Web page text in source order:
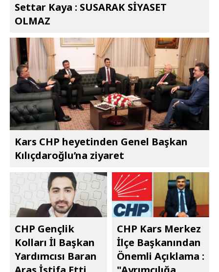
Settar Kaya : SUSARAK SİYASET
OLMAZ
Kars CHP heyetinden Genel Başkan
Kılıçdaroğlu’na ziyaret
CHP Gençlik
Kolları İl Başkan
Yardımcısı Baran
CHP Kars Merkez
İlçe Başkanından
Önemli Açıklama :